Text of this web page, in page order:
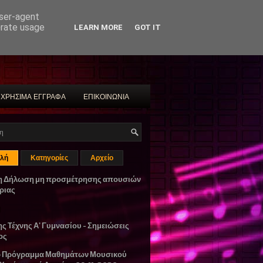
ΧΡΗΣΙΜΑ ΕΓΓΡΑΦΑ ΕΠΙΚΟΙΝΩΝΙΑ
Κατηγορίες Αρχείο
Δήλωση μη προσμέτρησης απουσιών
Τέχνης Α' Γυμνασίου - Σημειώσεις
Πρόγραμμα Μαθημάτων Μουσικού
agent
usage
LEARN MORE GOT IT